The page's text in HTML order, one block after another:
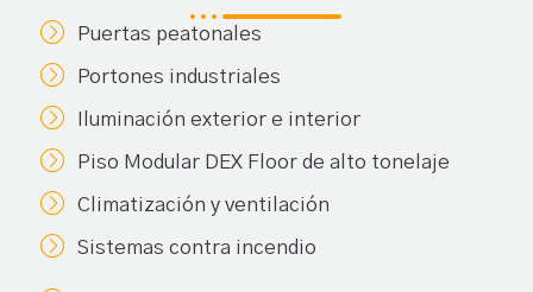
Puertas peatonales
Portones industriales
Iluminación exterior e interior
Piso Modular DEX Floor de alto tonelaje
Climatización y ventilación
Sistemas contra incendio